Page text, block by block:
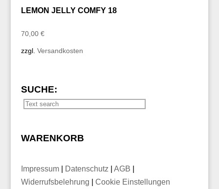
LEMON JELLY COMFY 18
70,00 €
zzgl. Versandkosten
SUCHE:
WARENKORB
Impressum Datenschutz AGB
Widerrufsbelehrung
Cookie Einstellungen